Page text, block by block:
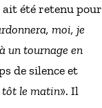
ait été retenu pour
moi, je
un tournage en
de silence et
tôt le matin». Il